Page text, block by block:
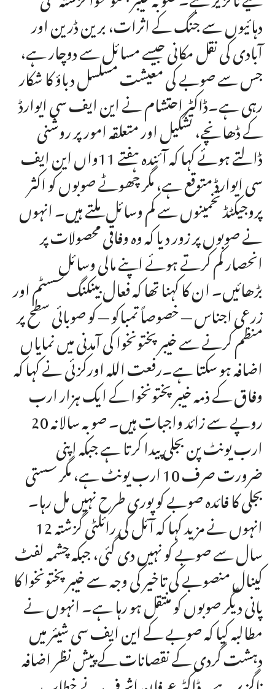
دہائیوں سے جنگ کے اثرات، برین ڈرین اور
آبادی کی نقل مکانی جیسے مسائل سے دوچار ہے،
جس سے صوبے کی معیشت مسلسل دباؤ کا شکار
رہی ہے۔ڈاکٹر احتشام نے این ایف سی ایوارڈ
کے ڈھانچے، تشکیل اور متعلقہ امور پر روشنی
ڈالتے ہوئے کہا کہ آئندہ ہفتے 11واں این ایف
سی ایوارڈ متوقع ہے، مگر چھوٹے صوبوں کو اکثر
پروجیکٹڈ تخمینوں سے کم وسائل ملتے ہیں۔ انہوں
نے صوبوں پر زور دیا کہ وہ وفاقی محصولات پر
انحصار کم کرتے ہوئے اپنے مالی وسائل
بڑھائیں۔ ان کا کہنا تھا کہ فعال بینکنگ سسٹم اور
زرعی اجناس — خصوصاً تمباکو — کو صوبائی سطح پر
منظم کرنے سے خیبر پختونخوا کی آمدنی میں نمایاں
اضافہ ہو سکتا ہے۔رفعت اللہ اورکزئی نے کہا کہ
وفاق کے ذمہ خیبر پختونخوا کے ایک ہزار ارب
روپے سے زائد واجبات ہیں۔ صوبہ سالانہ 20
ارب یونٹ پن بجلی پیدا کرتا ہے جبکہ اپنی
ضرورت صرف 10 ارب یونٹ ہے، مگر سستی
بجلی کا فائدہ صوبے کو پوری طرح نہیں مل رہا۔
انہوں نے مزید کہا کہ آئل کی رائلٹی گزشتہ 12
سال سے صوبے کو نہیں دی گئی، جبکہ چشمہ لفٹ
کینال منصوبے کی تاخیر کی وجہ سے خیبر پختونخوا کا
پانی دیگر صوبوں کو منتقل ہو رہا ہے۔ انہوں نے
مطالبہ کیا کہ صوبے کے این ایف سی شیئر میں
دہشت گردی کے نقصانات کے پیش نظر اضافہ